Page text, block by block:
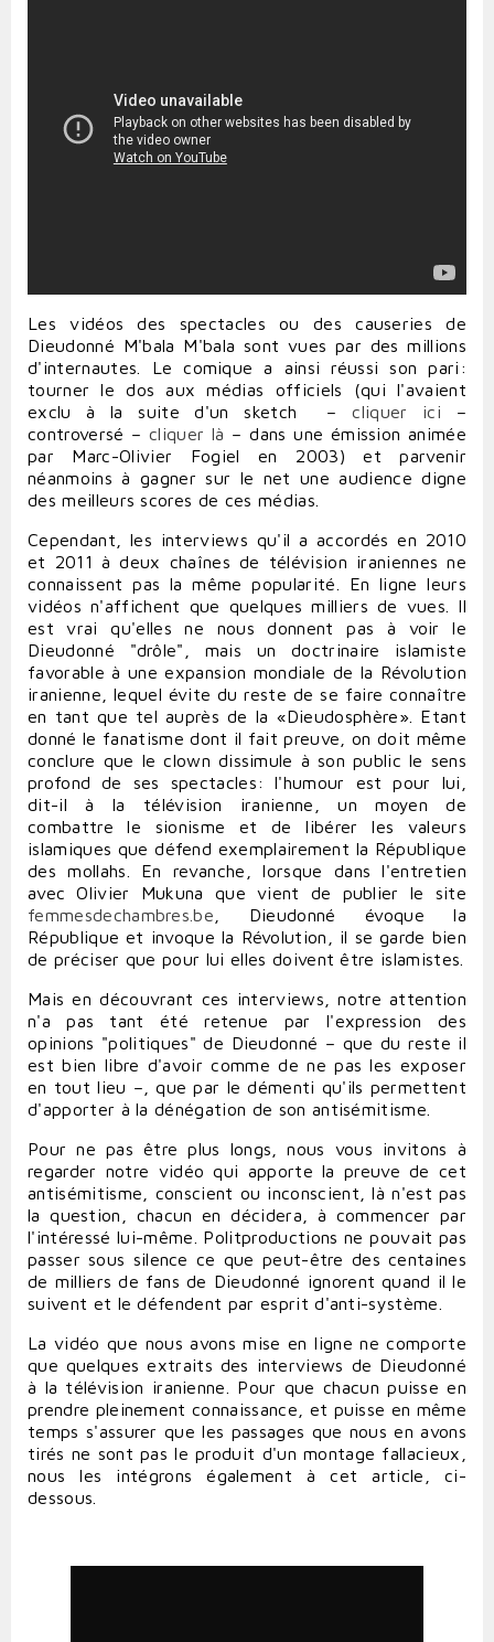
Les vidéos des spectacles ou des causeries de
Dieudonné M'bala M'bala sont vues par des millions
d'internautes. Le comique a ainsi réussi son pari:
tourner le dos aux médias officiels (qui l'avaient
exclu à la suite d'un sketch –cliquer ici –
controversé –cliquer là – dans une émission animée
par Marc-Olivier Fogiel en 2003) et parvenir
néanmoins à gagner sur le net une audience digne
des meilleurs scores de ces médias.
Cependant, les interviews qu'il a accordés en 2010
et 2011 à deux chaînes de télévision iraniennes ne
connaissent pas la même popularité. En ligne leurs
vidéos n'affichent que quelques milliers de vues. Il
est vrai qu'elles ne nous donnent pas à voir le
Dieudonné "drôle", mais un doctrinaire islamiste
favorable à une expansion mondiale de la Révolution
iranienne, lequel évite du reste de se faire connaître
en tant que tel auprès de la «Dieudosphère». Etant
donné le fanatisme dont il fait preuve, on doit même
conclure que le clown dissimule à son public le sens
profond de ses spectacles: l'humour est pour lui,
dit-il à la télévision iranienne, un moyen de
combattre le sionisme et de libérer les valeurs
islamiques que défend exemplairement la République
des mollahs. En revanche, lorsque dans l'entretien
avec Olivier Mukuna que vient de publier le site
femmesdechambres.be , Dieudonné évoque la
République et invoque la Révolution, il se garde bien
de préciser que pour lui elles doivent être islamistes.
Mais en découvrant ces interviews, notre attention
n'a pas tant été retenue par l'expression des
opinions "politiques" de Dieudonné – que du reste il
est bien libre d'avoir comme de ne pas les exposer
en tout lieu –, que par le démenti qu'ils permettent
d'apporter à la dénégation de son antisémitisme.
Pour ne pas être plus longs, nous vous invitons à
regarder notre vidéo qui apporte la preuve de cet
antisémitisme, conscient ou inconscient, là n'est pas
la question, chacun en décidera, à commencer par
l'intéressé lui-même. Politproductions ne pouvait pas
passer sous silence ce que peut-être des centaines
de milliers de fans de Dieudonné ignorent quand il le
suivent et le défendent par esprit d'anti-système.
La vidéo que nous avons mise en ligne ne comporte
que quelques extraits des interviews de Dieudonné
à la télévision iranienne. Pour que chacun puisse en
prendre pleinement connaissance, et puisse en même
temps s'assurer que les passages que nous en avons
tirés ne sont pas le produit d'un montage fallacieux,
nous les intégrons également à cet article, ci-
dessous.